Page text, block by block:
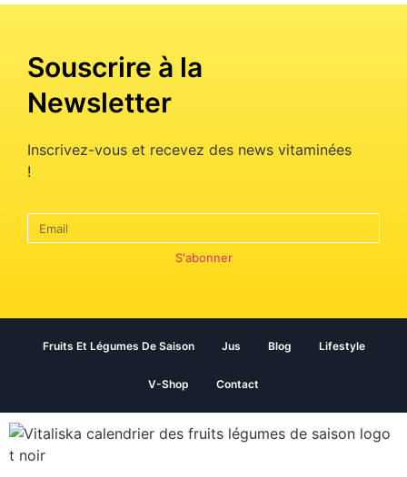
Souscrire à la
Newsletter
Inscrivez-vous et recevez des news vitaminées
!
S'abonner
Fruits Et Légumes De Saison Jus Blog Lifestyle
V-Shop Contact